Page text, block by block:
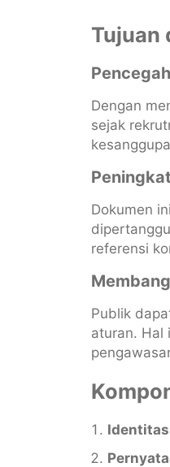
Tujuan
Dengan
sejak
Dokumen
referensi
Publik
aturan. Hal
Identitas